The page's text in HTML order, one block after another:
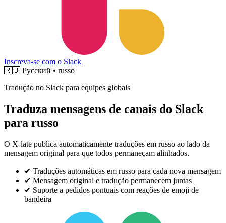
Inscreva-se com o Slack
🇷🇺 Русский • russo
Tradução no Slack para equipes globais
Traduza mensagens de canais do Slack
para russo
O X-late publica automaticamente traduções em russo ao lado da
mensagem original para que todos permaneçam alinhados.
✔ Traduções automáticas em russo para cada nova mensagem
✔ Mensagem original e tradução permanecem juntas
✔ Suporte a pedidos pontuais com reações de emoji de
bandeira